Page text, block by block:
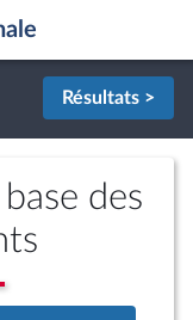
Résultats >
des